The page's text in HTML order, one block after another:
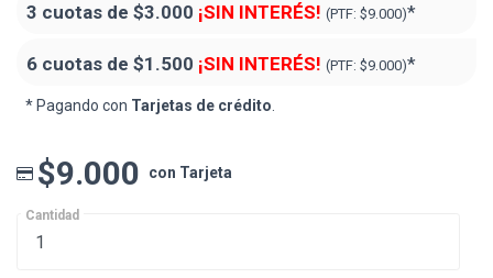
3 cuotas de $3.000 ¡SIN INTERÉS! (PTF: $9.000)*
6 cuotas de $1.500 ¡SIN INTERÉS! (PTF: $9.000)*
* Pagando con Tarjetas de crédito.
$9.000 con Tarjeta
Cantidad